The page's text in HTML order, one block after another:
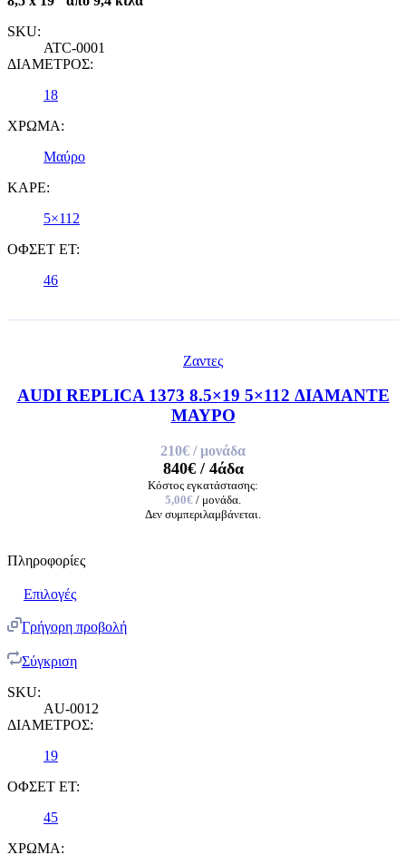
SKU:
ATC-0001
ΔΙΑΜΕΤΡΟΣ:
18
ΧΡΩΜΑ:
Μαύρο
ΚΑΡΕ:
5×112
ΟΦΣΕΤ ET:
46
Ζαντες
AUDI REPLICA 1373 8.5×19 5×112 ΔΙΑΜΑΝΤΕ
ΜΑΥΡΟ
210€ / μονάδα
840€/ 4άδα
Κόστος εγκατάστασης:
5,00€ / μονάδα.
Δεν συμπεριλαμβάνεται.
Πληροφορίες
Επιλογές
Γρήγορη προβολή
Σύγκριση
SKU:
AU-0012
ΔΙΑΜΕΤΡΟΣ:
19
ΟΦΣΕΤ ET:
45
ΧΡΩΜΑ: